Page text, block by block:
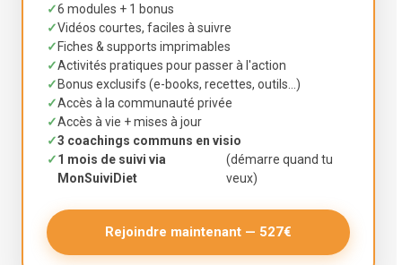
✓6 modules + 1 bonus
✓Vidéos courtes, faciles à suivre
✓ Fiches & supports imprimables
✓Activités pratiques pour passer à l'action
✓ Bonus exclusifs (e-books, recettes, outils…)
✓Accès à la communauté privée
✓Accès à vie + mises à jour
✓3 coachings communs en visio
✓1 mois de suivi via
MonSuiviDiet
(démarre quand tu
veux)
Rejoindre maintenant — 527€